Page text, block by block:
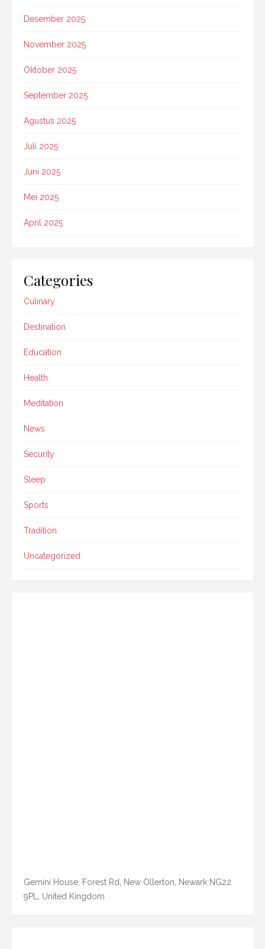
Desember 2025
November 2025
Oktober 2025
September 2025
Agustus 2025
Juli 2025
Juni 2025
Mei 2025
April 2025
Categories
Culinary
Destination
Education
Health
Meditation
News
Security
Sleep
Sports
Tradition
Uncategorized
Gemini House, Forest Rd, New Ollerton, Newark NG22
9PL, United Kingdom